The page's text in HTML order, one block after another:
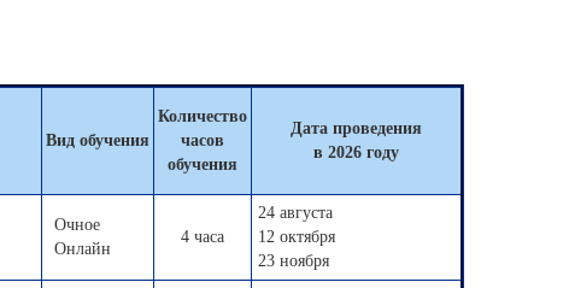
Вид обучения
Количество
часов
обучения
Дата проведения
в 2026 году
Очное
Онлайн
4 часа
24 августа
12 октября
23 ноября